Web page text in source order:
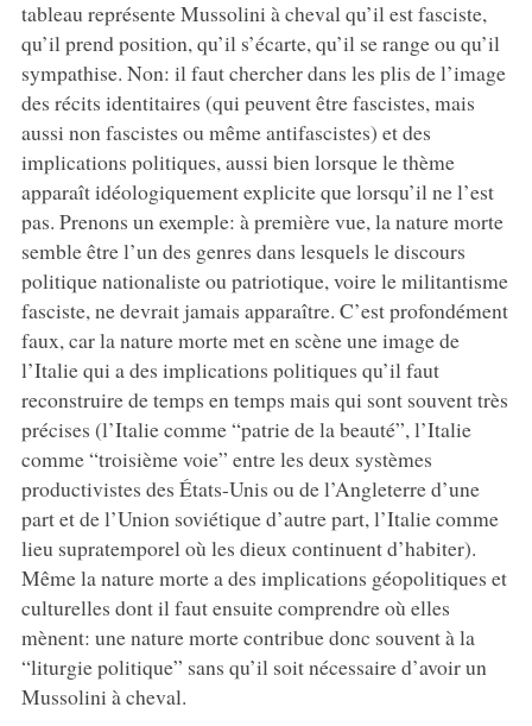
tableau représente Mussolini à cheval qu’il est fasciste,
qu’il prend position, qu’il s’écarte, qu’il se range ou qu’il
sympathise. Non: il faut chercher dans les plis de l’image
des récits identitaires (qui peuvent être fascistes, mais
aussi non fascistes ou même antifascistes) et des
implications politiques, aussi bien lorsque le thème
apparaît idéologiquement explicite que lorsqu’il ne l’est
pas. Prenons un exemple: à première vue, la nature morte
semble être l’un des genres dans lesquels le discours
politique nationaliste ou patriotique, voire le militantisme
fasciste, ne devrait jamais apparaître. C’est profondément
faux, car la nature morte met en scène une image de
l’Italie qui a des implications politiques qu’il faut
reconstruire de temps en temps mais qui sont souvent très
précises (l’Italie comme “patrie de la beauté”, l’Italie
comme “troisième voie” entre les deux systèmes
productivistes des États-Unis ou de l’Angleterre d’une
part et de l’Union soviétique d’autre part, l’Italie comme
lieu supratemporel où les dieux continuent d’habiter).
Même la nature morte a des implications géopolitiques et
culturelles dont il faut ensuite comprendre où elles
mènent: une nature morte contribue donc souvent à la
“liturgie politique” sans qu’il soit nécessaire d’avoir un
Mussolini à cheval.